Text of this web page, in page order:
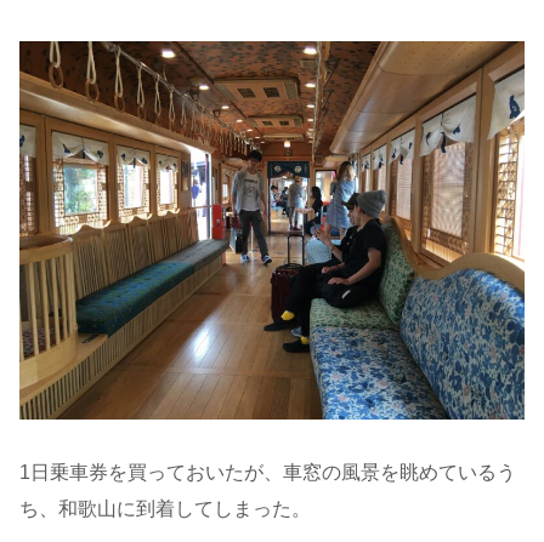
1日乗車券を買っておいたが、車窓の風景を眺めているう
ち、和歌山に到着してしまった。